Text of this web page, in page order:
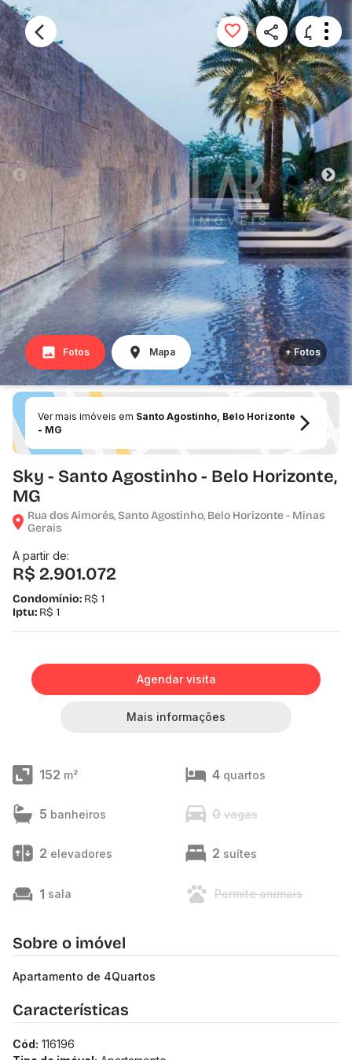
Fotos Mapa + Fotos
Ver mais imóveis em Santo Agostinho, Belo Horizonte
- MG
Sky - Santo Agostinho - Belo Horizonte,
MG
Rua dos Aimorés, Santo Agostinho, Belo Horizonte - Minas
Gerais
A partir de:
R$ 2.901.072
Condomínio: R$ 1
Iptu: R$ 1
Agendar visita
Mais informações
152 m² 4 quartos
5 banheiros 0 vagas
2 elevadores 2 suítes
1 sala Permite animais
Sobre o imóvel
Apartamento de 4Quartos
Características
Cód: 116196